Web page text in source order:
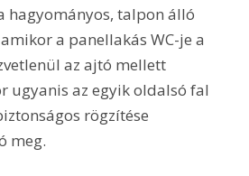
hagyományos, talpon álló
a panellakás WC-je a
az ajtó mellett
ugyanis az egyik oldalsó fal
rögzítése
meg.